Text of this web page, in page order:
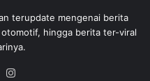
terupdate mengenai berita
hingga berita ter-viral
X